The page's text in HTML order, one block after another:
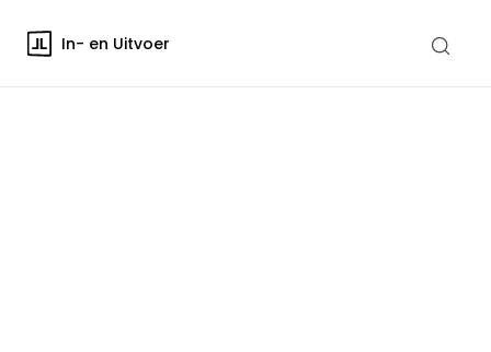
In- en Uitvoer